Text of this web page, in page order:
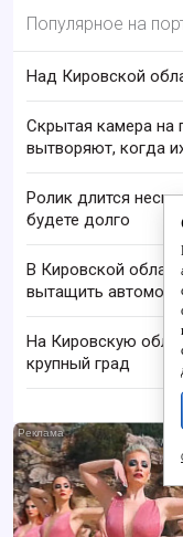
Популярное на
Над Кировской
Скрытая камера
вытворяют, когда
Ролик длится
будете долго
В Кировской
вытащить
На Кировскую
крупный град